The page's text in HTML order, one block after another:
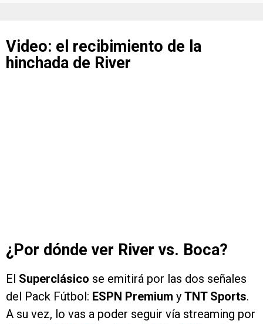
Video: el recibimiento de la
hinchada de River
¿Por dónde ver River vs. Boca?
El Superclásico se emitirá por las dos señales
del Pack Fútbol: ESPN Premium y TNT Sports.
A su vez, lo vas a poder seguir vía streaming por